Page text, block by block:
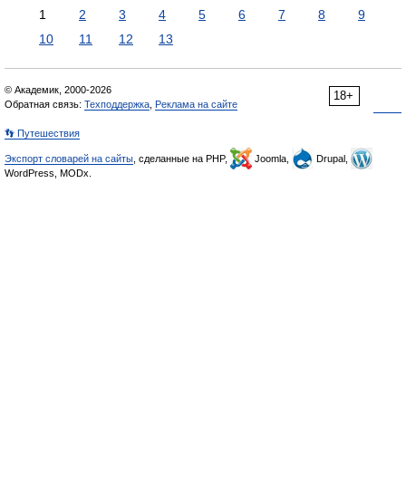
1 2 3 4 5 6 7 8
9
10
11 12 13
18+
© Академик, 2000-2026
Обратная связь: Техподдержка Реклама на сайте
👣 Путешествия
Экспорт словарей на сайты , сделанные на PHP, Joomla,
Drupal,
WordPress, MODx.